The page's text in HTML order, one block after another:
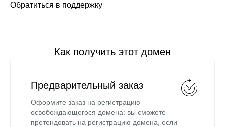
Обратиться в поддержку
Как получить этот домен
Предварительный заказ
Оформите заказ на регистрацию
освобождающегося домена: вы сможете
претендовать на регистрацию домена, если